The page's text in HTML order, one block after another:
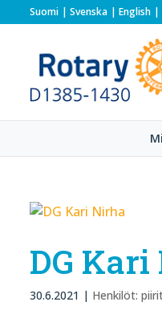
Suomi Svenska English
DG
30.6.2021 | Henkilöt: